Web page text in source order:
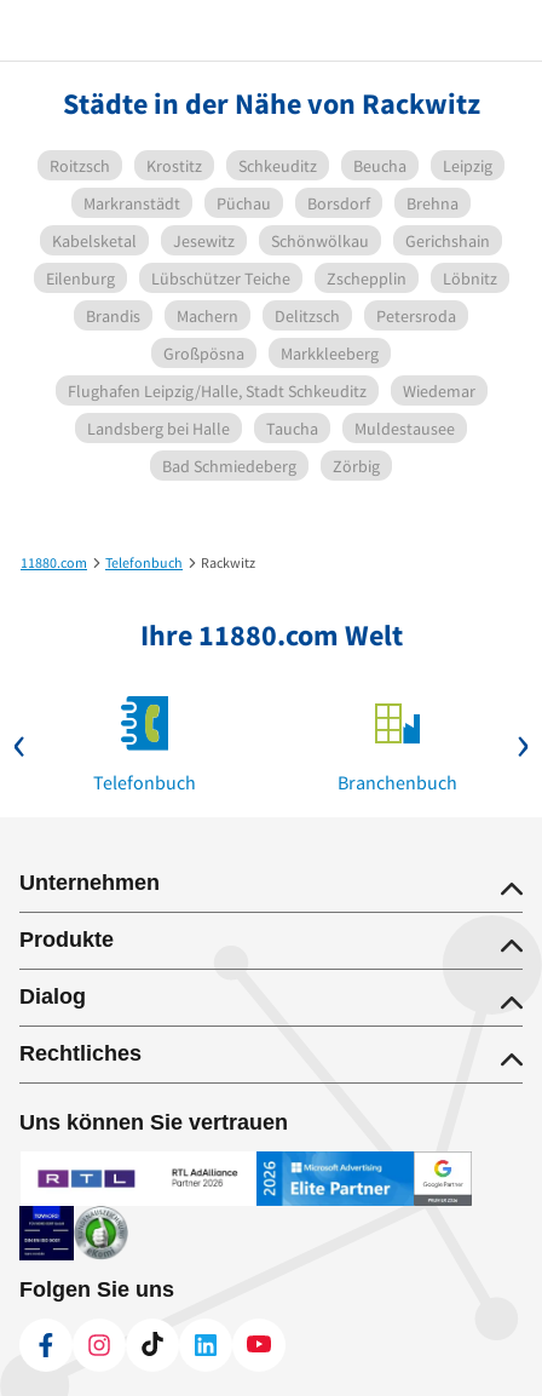
Städte in der Nähe von Rackwitz
Roitzsch Krostitz Schkeuditz Beucha
Leipzig
Markranstädt
Püchau Borsdorf
Brehna
Kabelsketal
Jesewitz Schönwölkau
Gerichshain
Eilenburg
Lübschützer Teiche Zschepplin
Löbnitz
Brandis
Machern Delitzsch
Petersroda
Großpösna
Markkleeberg
Flughafen Leipzig/Halle, Stadt Schkeuditz
Wiedemar
Landsberg bei Halle
Taucha
Muldestausee
Bad Schmiedeberg
Zörbig
11880.com Telefonbuch Rackwitz
Ihre 11880.com Welt
Telefonbuch Branchenbuch
Unternehmen
Produkte
Dialog
Rechtliches
Uns können Sie vertrauen
Folgen Sie uns